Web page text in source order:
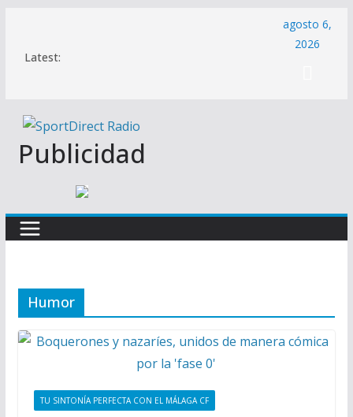
contenido
Latest:
agosto 6,
2026
Publicidad
Humor
TU SINTONÍA PERFECTA CON EL MÁLAGA CF